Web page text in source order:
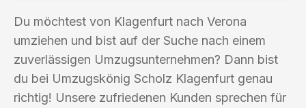
Du möchtest von Klagenfurt nach Verona
umziehen und bist auf der Suche nach einem
zuverlässigen Umzugsunternehmen? Dann bist
du bei Umzugskönig Scholz Klagenfurt genau
richtig! Unsere zufriedenen Kunden sprechen für